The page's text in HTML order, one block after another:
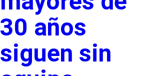
30 años
siguen sin